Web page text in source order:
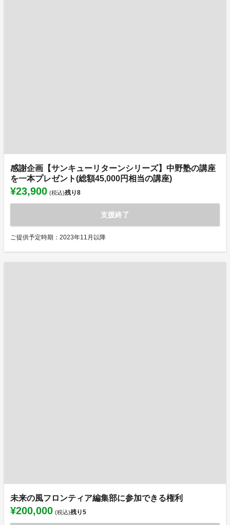
感謝企画【サンキューリターンシリーズ】中野塾の講座
を一本プレゼント(総額45,000円相当の講座)
¥23,900 (税込)残り8
支援終了
ご提供予定時期：2023年11月以降
未来の風フロンティア編集部に参加できる権利
¥200,000 (税込)残り5